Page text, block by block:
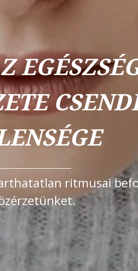
ritmusai